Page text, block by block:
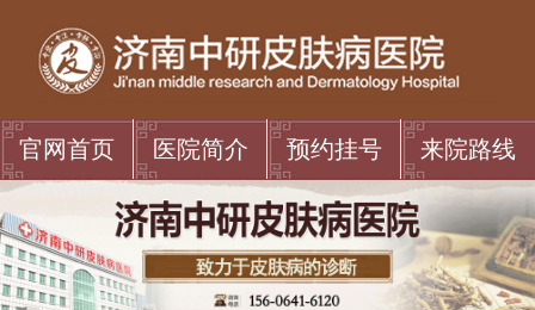
官网首页 医院简介 预约挂号 来院路线